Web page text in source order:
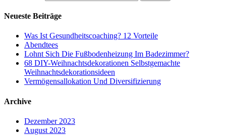
Neueste Beiträge
Was Ist Gesundheitscoaching? 12 Vorteile
Abendtees
Lohnt Sich Die Fußbodenheizung Im Badezimmer?
68 DIY-Weihnachtsdekorationen Selbstgemachte
Weihnachtsdekorationsideen
Vermögensallokation Und Diversifizierung
Archive
Dezember 2023
August 2023